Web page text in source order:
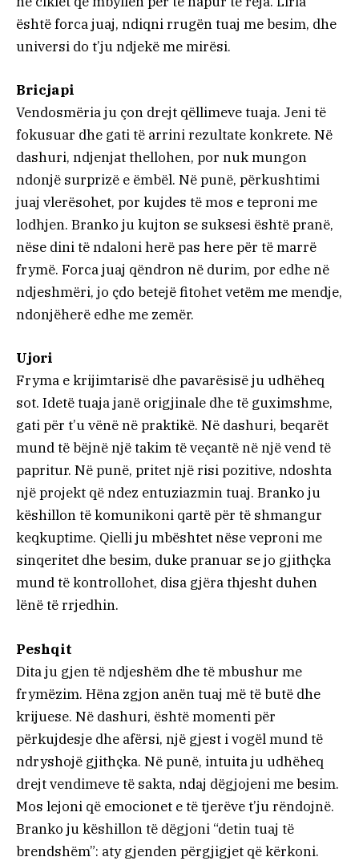
është forca juaj, ndiqni rrugën tuaj me besim, dhe
universi do t’ju ndjekë me mirësi.
Bricjapi
Vendosmëria ju çon drejt qëllimeve tuaja. Jeni të
fokusuar dhe gati të arrini rezultate konkrete. Në
dashuri, ndjenjat thellohen, por nuk mungon
ndonjë surprizë e ëmbël. Në punë, përkushtimi
juaj vlerësohet, por kujdes të mos e teproni me
lodhjen. Branko ju kujton se suksesi është pranë,
nëse dini të ndaloni herë pas here për të marrë
frymë. Forca juaj qëndron në durim, por edhe në
ndjeshmëri, jo çdo betejë fitohet vetëm me mendje,
ndonjëherë edhe me zemër.
Ujori
Fryma e krijimtarisë dhe pavarësisë ju udhëheq
sot. Idetë tuaja janë origjinale dhe të guximshme,
gati për t’u vënë në praktikë. Në dashuri, beqarët
mund të bëjnë një takim të veçantë në një vend të
papritur. Në punë, pritet një risi pozitive, ndoshta
një projekt që ndez entuziazmin tuaj. Branko ju
këshillon të komunikoni qartë për të shmangur
keqkuptime. Qielli ju mbështet nëse veproni me
sinqeritet dhe besim, duke pranuar se jo gjithçka
mund të kontrollohet, disa gjëra thjesht duhen
lënë të rrjedhin.
Peshqit
Dita ju gjen të ndjeshëm dhe të mbushur me
frymëzim. Hëna zgjon anën tuaj më të butë dhe
krijuese. Në dashuri, është momenti për
përkujdesje dhe afërsi, një gjest i vogël mund të
ndryshojë gjithçka. Në punë, intuita ju udhëheq
drejt vendimeve të sakta, ndaj dëgjojeni me besim.
Mos lejoni që emocionet e të tjerëve t’ju rëndojnë.
Branko ju këshillon të dëgjoni “detin tuaj të
brendshëm”: aty gjenden përgjigjet që kërkoni.